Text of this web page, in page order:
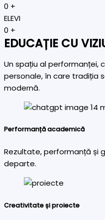
0 +
ELEVI
0 +
EDUCAȚIE CU
Un spațiu al performanței,
personale, în care tradiția
modernă.
Performanță academică
Rezultate, performanță și
departe.
Creativitate și proiecte